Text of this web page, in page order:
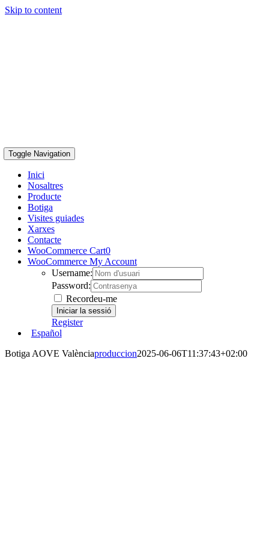
Skip to content
Toggle Navigation
Inici
Nosaltres
Producte
Botiga
Visites guiades
Xarxes
Contacte
WooCommerce Cart0
WooCommerce My Account
Username:
Password:
Recordeu-me
Register
Español
Botiga AOVE Valènciaproduccion2025-06-06T11:37:43+02:00